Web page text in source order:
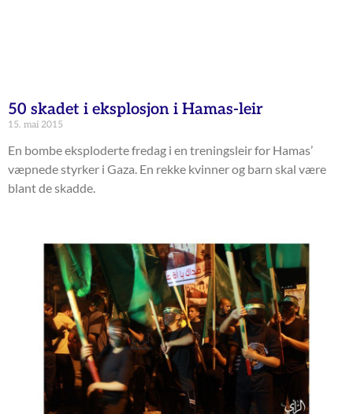
50 skadet i eksplosjon i Hamas-leir
15. mai 2015
En bombe eksploderte fredag i en treningsleir for Hamas’
væpnede styrker i Gaza. En rekke kvinner og barn skal være
blant de skadde.